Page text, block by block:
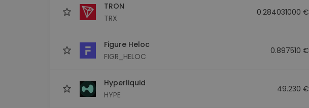
TRON
TRX
0.284031000 €
Figure Heloc
FIGR_HELOC
0.897510 €
Hyperliquid
HYPE
49.230 €